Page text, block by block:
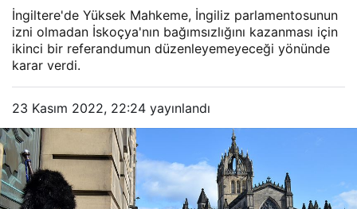
İngiltere'de Yüksek Mahkeme, İngiliz parlamentosunun
izni olmadan İskoçya'nın bağımsızlığını kazanması için
ikinci bir referandumun düzenleyemeyeceği yönünde
karar verdi.
23 Kasım 2022, 22:24 yayınlandı